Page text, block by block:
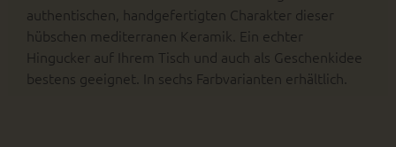
authentischen, handgefertigten Charakter dieser
hübschen mediterranen Keramik. Ein echter
Hingucker auf Ihrem Tisch und auch als Geschenkidee
bestens geeignet. In sechs Farbvarianten erhältlich.